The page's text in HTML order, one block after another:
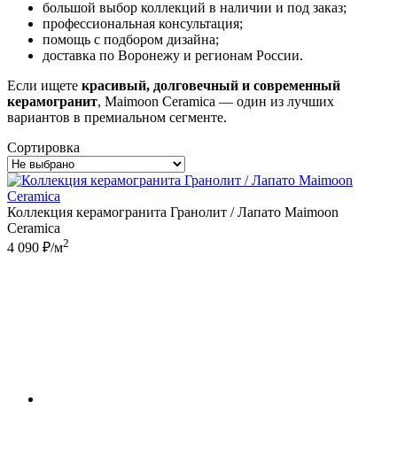
большой выбор коллекций в наличии и под заказ;
профессиональная консультация;
помощь с подбором дизайна;
доставка по Воронежу и регионам России.
Если ищете красивый, долговечный и современный
керамогранит, Maimoon Ceramica — один из лучших
вариантов в премиальном сегменте.
Сортировка
Коллекция керамогранита Гранолит / Лапато Maimoon
Ceramica
4 090 ₽/м2